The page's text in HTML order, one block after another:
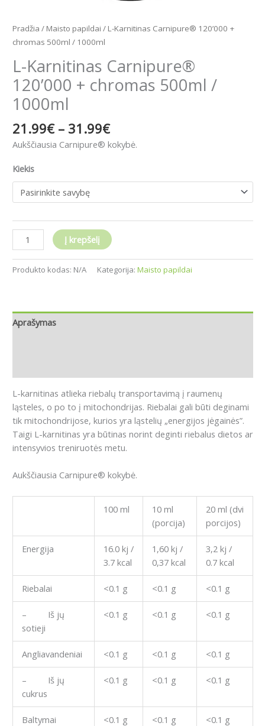
Pradžia / Maisto papildai / L-Karnitinas Carnipure® 120’000 +
chromas 500ml / 1000ml
L-Karnitinas Carnipure®
120’000 + chromas 500ml /
1000ml
21.99€ – 31.99€
Aukščiausia Carnipure® kokybė.
Kiekis
Į krepšelį
Produkto kodas: N/A Kategorija: Maisto papildai
Aprašymas
L-karnitinas atlieka riebalų transportavimą į raumenų
ląsteles, o po to į mitochondrijas. Riebalai gali būti deginami
tik mitochondrijose, kurios yra ląstelių „energijos jėgainės”.
Taigi L-karnitinas yra būtinas norint deginti riebalus dietos ar
intensyvios treniruotės metu.
Aukščiausia Carnipure® kokybė.
100 ml
10 ml
(porcija)
20 ml (dvi
porcijos)
Energija
16.0 kj /
3.7 kcal
1,60 kj /
0,37 kcal
3,2 kj /
0.7 kcal
Riebalai <0.1 g <0.1 g <0.1 g
– Iš jų
sotieji
<0.1 g <0.1 g <0.1 g
Angliavandeniai <0.1 g <0.1 g <0.1 g
– Iš jų
cukrus
<0.1 g <0.1 g <0.1 g
Baltymai <0.1 g <0.1 g <0.1 g